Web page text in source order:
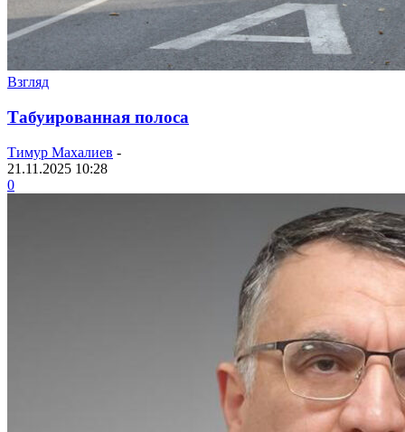
Взгляд
Табуированная полоса
Тимур Махалиев -
21.11.2025 10:28
0